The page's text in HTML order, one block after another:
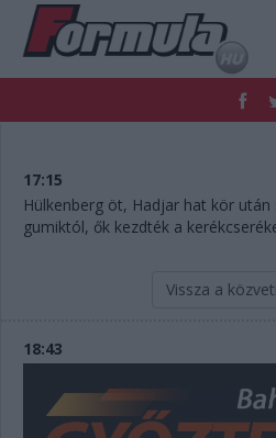
FORMULA
NEMZETKÖZI
RETRO
17:15
Hülkenberg öt, Hadjar hat kör
gumiktól, ők kezdték a
Vissza a
18:43